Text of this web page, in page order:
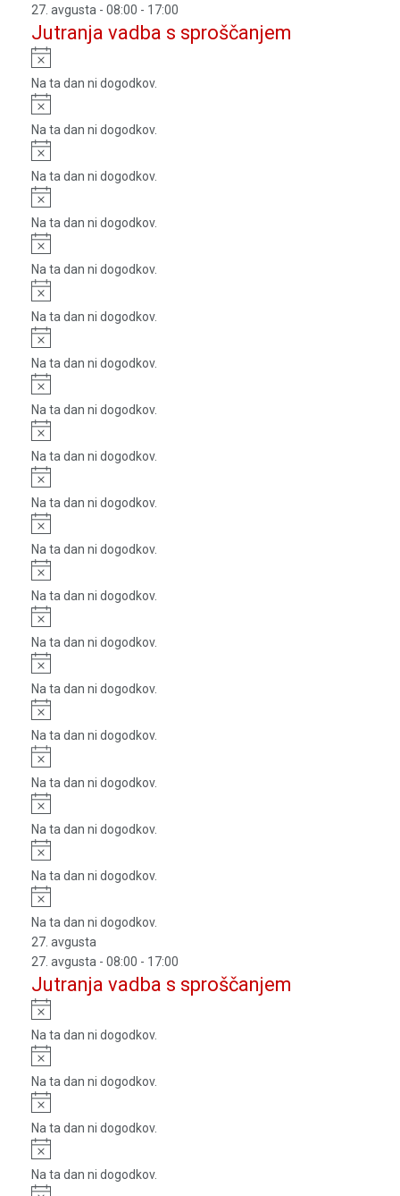
27. avgusta - 08:00 - 17:00
Jutranja vadba s sproščanjem
Notice
Na ta dan ni dogodkov.
Notice
Na ta dan ni dogodkov.
Notice
Na ta dan ni dogodkov.
Notice
Na ta dan ni dogodkov.
Notice
Na ta dan ni dogodkov.
Notice
Na ta dan ni dogodkov.
Notice
Na ta dan ni dogodkov.
Notice
Na ta dan ni dogodkov.
Notice
Na ta dan ni dogodkov.
Notice
Na ta dan ni dogodkov.
Notice
Na ta dan ni dogodkov.
Notice
Na ta dan ni dogodkov.
Notice
Na ta dan ni dogodkov.
Notice
Na ta dan ni dogodkov.
Notice
Na ta dan ni dogodkov.
Notice
Na ta dan ni dogodkov.
Notice
Na ta dan ni dogodkov.
Notice
Na ta dan ni dogodkov.
Notice
Na ta dan ni dogodkov.
27. avgusta
27. avgusta - 08:00 - 17:00
Jutranja vadba s sproščanjem
Notice
Na ta dan ni dogodkov.
Notice
Na ta dan ni dogodkov.
Notice
Na ta dan ni dogodkov.
Notice
Na ta dan ni dogodkov.